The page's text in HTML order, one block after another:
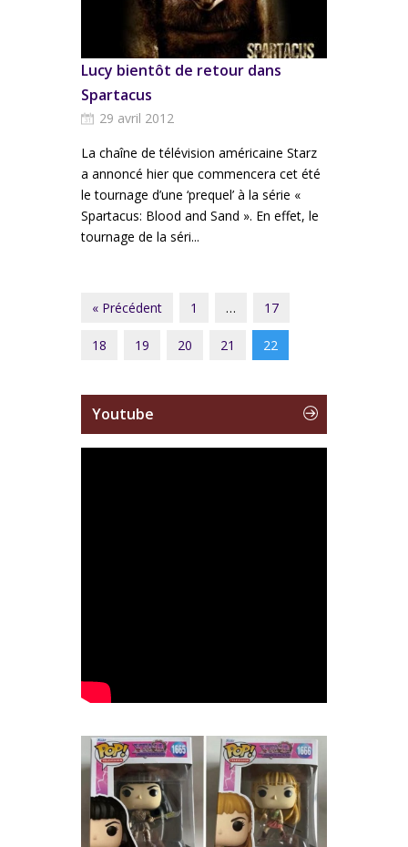
Lucy bientôt de retour dans
Spartacus
29 avril 2012
La chaîne de télévision américaine Starz
a annoncé hier que commencera cet été
le tournage d’une ‘prequel’ à la série «
Spartacus: Blood and Sand ». En effet, le
tournage de la séri...
« Précédent 1 … 17
18 19 20 21 22
Youtube